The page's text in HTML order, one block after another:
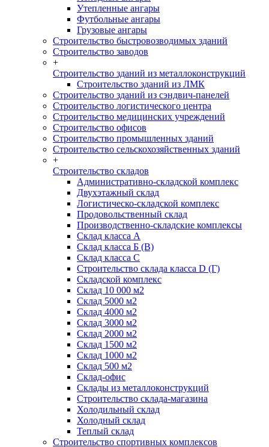
Утепленные ангары
Футбольные ангары
Грузовые ангары
Строительство быстровозводимых зданий
Строительство заводов
+
Строительство зданий из металлоконструкций
Строительство зданий из ЛМК
Строительство зданий из сэндвич-панелей
Строительство логистического центра
Строительство медицинских учреждений
Строительство офисов
Строительство промышленных зданий
Строительство сельскохозяйственных зданий
+
Строительство складов
Административно-складской комплекс
Двухэтажный склад
Логистическо-складской комплекс
Продовольственный склад
Производственно-складские комплексы
Склад класса А
Склад класса Б (B)
Склад класса С
Строительство склада класса D (Г)
Складской комплекс
Склад 10 000 м2
Склад 5000 м2
Склад 4000 м2
Склад 3000 м2
Склад 2000 м2
Склад 1500 м2
Склад 1000 м2
Склад 500 м2
Склад-офис
Склады из металлоконструкций
Строительство склада-магазина
Холодильный склад
Холодный склад
Теплый склад
Строительство спортивных комплексов